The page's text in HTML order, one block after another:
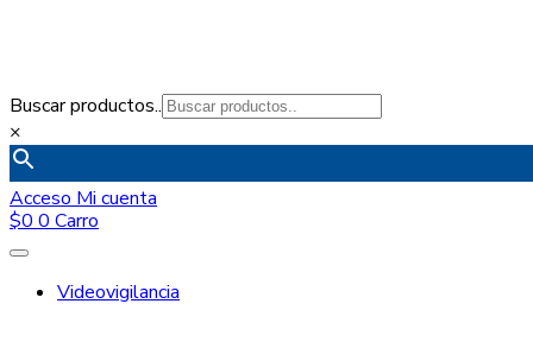
Buscar productos..
×
Acceso Mi cuenta
$0 0 Carro
Videovigilancia